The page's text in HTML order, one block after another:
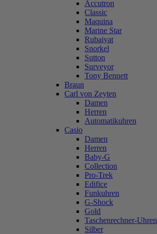
Accutron
Classic
Maquina
Marine Star
Rubaiyat
Snorkel
Sutton
Surveyor
Tony Bennett
Braun
Carl von Zeyten
Damen
Herren
Automatikuhren
Casio
Damen
Herren
Baby-G
Collection
Pro-Trek
Edifice
Funkuhren
G-Shock
Gold
Taschenrechner-Uhren
Silber